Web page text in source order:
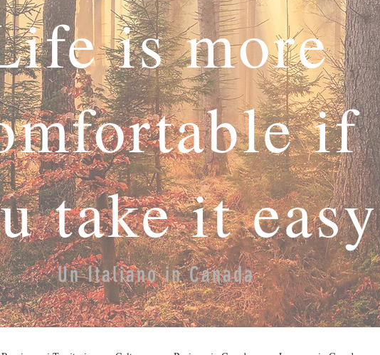
is more
if
take it easy
Un Italiano in Canada